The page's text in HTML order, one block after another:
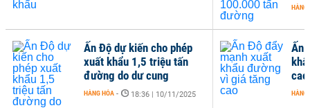
Ấn
cao
HÀNG
Ấn Độ dự kiến cho phép
xuất khẩu 1,5 triệu tấn
đường do dư cung
HÀNG HÓA - 18:36 | 10/11/2025
HÀNG